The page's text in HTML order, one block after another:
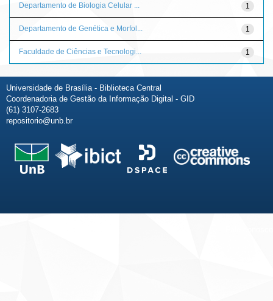
1
Departamento de Biologia Celular ...
1
Departamento de Genética e Morfol...
1
Faculdade de Ciências e Tecnologi...
Universidade de Brasília - Biblioteca Central
Coordenadoria de Gestão da Informação Digital - GID
(61) 3107-2683
repositorio@unb.br